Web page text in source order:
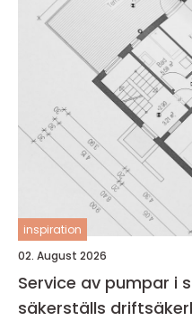
inspiration
02. August 2026
Service av pumpar i
säkerställs